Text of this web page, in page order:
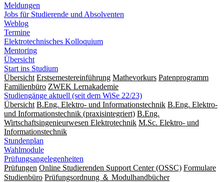
Meldungen
Jobs für Studierende und Absolventen
Weblog
Termine
Elektrotechnisches Kolloquium
Mentoring
Übersicht
Start ins Studium
Übersicht Erstsemestereinführung Mathevorkurs Patenprogramm
Familienbüro ZWEK Lernakademie
Studiengänge aktuell (seit dem WiSe 22/23)
Übersicht B.Eng. Elektro- und Informationstechnik B.Eng. Elektro-
und Informationstechnik (praxisintegriert) B.Eng.
Wirtschaftsingenieurwesen Elektrotechnik M.Sc. Elektro- und
Informationstechnik
Stundenplan
Wahlmodule
Prüfungsangelegenheiten
Prüfungen Online Studierenden Support Center (OSSC) Formulare
Studienbüro Prüfungsordnung ＆ Modulhandbücher